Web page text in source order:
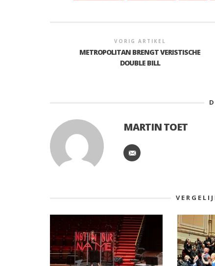
VORIG ARTIKEL
METROPOLITAN BRENGT VERISTISCHE
DOUBLE BILL
MARTIN TOET